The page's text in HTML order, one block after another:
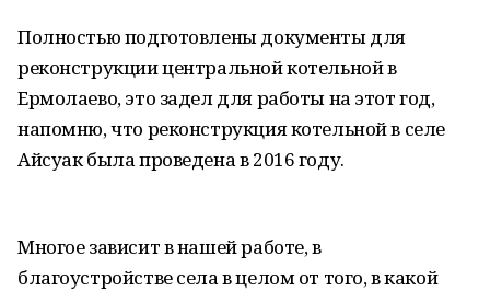
Полностью подготовлены документы для
реконструкции центральной котельной в
Ермолаево, это задел для работы на этот год,
напомню, что реконструкция котельной в селе
Айсуак была проведена в 2016 году.
Многое зависит в нашей работе, в
благоустройстве села в целом от того, в какой